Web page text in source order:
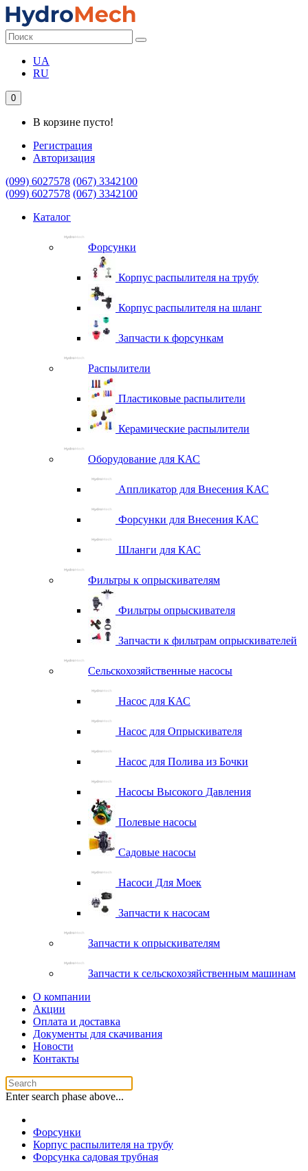
UA
RU
0
В корзине пусто!
Регистрация
Авторизация
(099) 6027578 (067) 3342100
(099) 6027578 (067) 3342100
Каталог
Форсунки
Корпус распылителя на трубу
Корпус распылителя на шланг
Запчасти к форсункам
Распылители
Пластиковые распылители
Керамические распылители
Оборудование для КАС
Аппликатор для Внесения КАС
Форсунки для Внесения КАС
Шланги для КАС
Фильтры к опрыскивателям
Фильтры опрыскивателя
Запчасти к фильтрам опрыскивателей
Сельскохозяйственные насосы
Насос для КАС
Насос для Опрыскивателя
Насос для Полива из Бочки
Насосы Высокого Давления
Полевые насосы
Садовые насосы
Насоси Для Моек
Запчасти к насосам
Запчасти к опрыскивателям
Запчасти к сельскохозяйственным машинам
О компании
Акции
Оплата и доставка
Документы для скачивания
Новости
Контакты
Enter search phase above...
Форсунки
Корпус распылителя на трубу
Форсунка садовая трубная